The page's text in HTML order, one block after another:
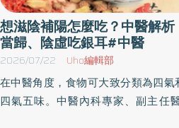
想滋陰補陽怎麼吃？中醫解
當歸、陰虛吃銀耳#中醫
2026/07/22 Uho編輯部
在中醫角度，食物可大致分類為四
四氣五味。中醫內科專家、副主任